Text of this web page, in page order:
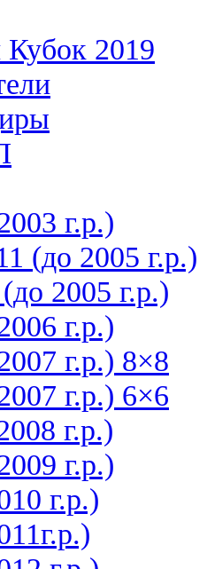
2019
г.р.)
(до 2005 г.р.)
2005 г.р.)
г.р.)
г.р.) 8×8
г.р.) 6×6
г.р.)
г.р.)
г.р.)